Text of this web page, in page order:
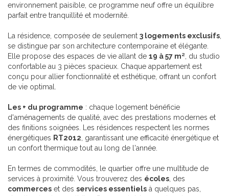
environnement paisible, ce programme neuf offre un équilibre
parfait entre tranquillité et modernité.
La résidence, composée de seulement 3 logements exclusifs,
se distingue par son architecture contemporaine et élégante.
Elle propose des espaces de vie allant de 19 à 57 m², du studio
confortable au 3 pièces spacieux. Chaque appartement est
conçu pour allier fonctionnalité et esthétique, offrant un confort
de vie optimal.
Les + du programme : chaque logement bénéficie
d'aménagements de qualité, avec des prestations modernes et
des finitions soignées. Les résidences respectent les normes
énergétiques RT2012, garantissant une efficacité énergétique et
un confort thermique tout au long de l'année.
En termes de commodités, le quartier offre une multitude de
services à proximité. Vous trouverez des écoles, des
commerces et des services essentiels à quelques pas,